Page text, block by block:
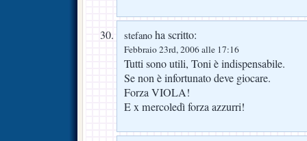
stefano ha scritto:
Febbraio 23rd, 2006 alle 17:16
Tutti sono utili, Toni è indispensabile.
Se non è infortunato deve giocare.
Forza VIOLA!
E x mercoledì forza azzurri!